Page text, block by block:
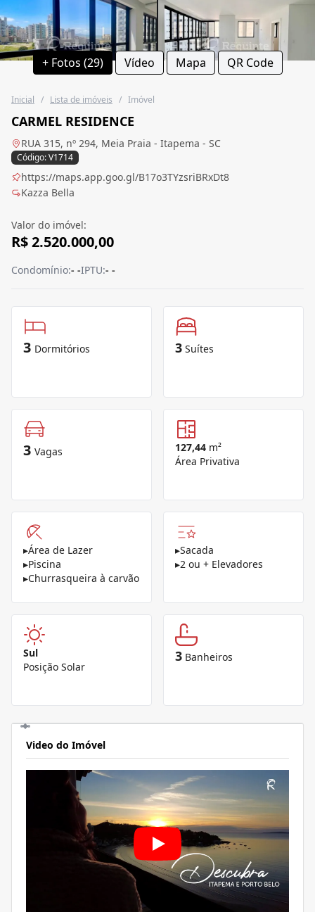
+ Fotos (29) Vídeo Mapa QR Code
Inicial / Lista de imóveis / Imóvel
CARMEL RESIDENCE
RUA 315, nº 294, Meia Praia - Itapema - SC
Código: V1714
https://maps.app.goo.gl/B17o3TYzsriBRxDt8
Kazza Bella
Valor do imóvel:
R$ 2.520.000,00
Condomínio:- -IPTU:- -
3 Dormitórios 3 Suítes
3 Vagas 127,44 m²
Área Privativa
▸Área de Lazer
▸Piscina
▸Churrasqueira à carvão
▸Sacada
▸2 ou + Elevadores
Sul
Posição Solar
3 Banheiros
Video do Imóvel